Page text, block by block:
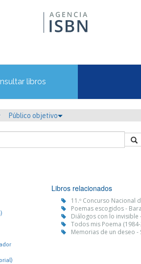
libros
Público objetivo
Libros relacionados
11.º Concurso Nacional
Poemas escogidos -
Diálogos con lo invisible
Todos mis Poema
Memorias de un deseo -